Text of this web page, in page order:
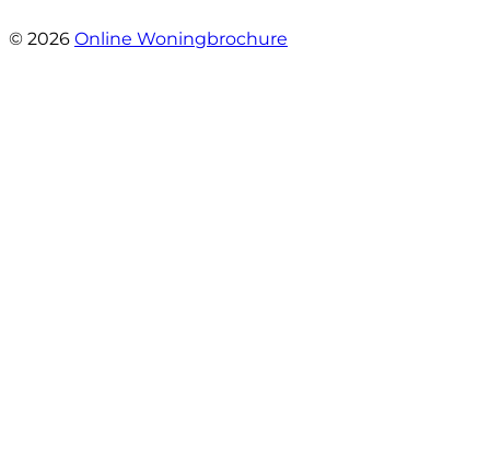
© 2026 Online Woningbrochure